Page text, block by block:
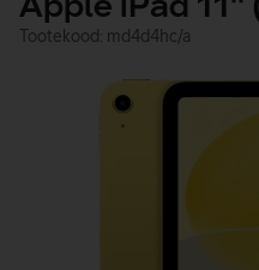
Tootekood: md4d4hc/a